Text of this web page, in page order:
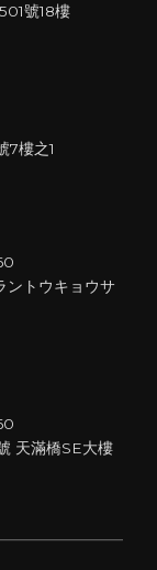
號18樓
7樓之1
ントウキョウサ
天滿橋SE大樓